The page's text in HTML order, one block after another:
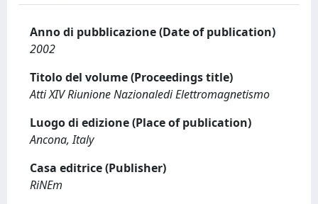
Anno di pubblicazione (Date of publication)
2002
Titolo del volume (Proceedings title)
Atti XIV Riunione Nazionaledi Elettromagnetismo
Luogo di edizione (Place of publication)
Ancona, Italy
Casa editrice (Publisher)
RiNEm